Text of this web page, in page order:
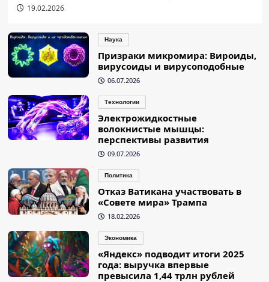
19.02.2026
Наука
Призраки микромира: Вироиды,
вирусоиды и вирусоподобные
06.07.2026
Технологии
Электрожидкостные
волокнистые мышцы:
перспективы развития
09.07.2026
Политика
Отказ Ватикана участвовать в
«Совете мира» Трампа
18.02.2026
Экономика
«Яндекс» подводит итоги 2025
года: выручка впервые
превысила 1,44 трлн рублей